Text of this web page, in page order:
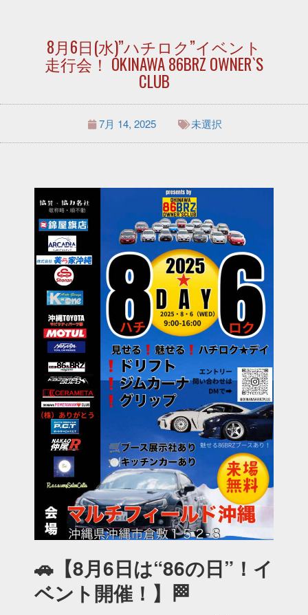
8月6日(水)”ハチロク”イベント
走行会！ OKINAWA 86BRZ OWNER`S
CLUB
7月 14, 2025 未選択
🚗【8月6日は“86の日”！イ
ベント開催！】🏁